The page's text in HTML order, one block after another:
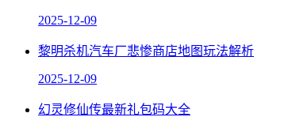
2025-12-09
黎明杀机汽车厂悲惨商店地图玩法解析
2025-12-09
幻灵修仙传最新礼包码大全